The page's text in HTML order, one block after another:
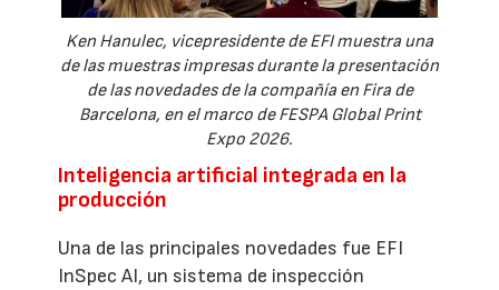
Ken Hanulec, vicepresidente de EFI muestra una
de las muestras impresas durante la presentación
de las novedades de la compañía en Fira de
Barcelona, en el marco de FESPA Global Print
Expo 2026.
Inteligencia artificial integrada en la
producción
Una de las principales novedades fue EFI
InSpec AI, un sistema de inspección